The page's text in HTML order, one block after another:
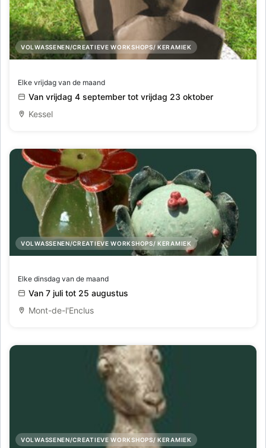
VOLWASSENEN/CREATIEVE WORKSHOPS/ KERAMIEK
Elke vrijdag van de maand
Van vrijdag 4 september tot vrijdag 23 oktober
Kessel
VOLWASSENEN/CREATIEVE WORKSHOPS/ KERAMIEK
Elke dinsdag van de maand
Van 7 juli tot 25 augustus
Mont-de-l'Enclus
VOLWASSENEN/CREATIEVE WORKSHOPS/ KERAMIEK